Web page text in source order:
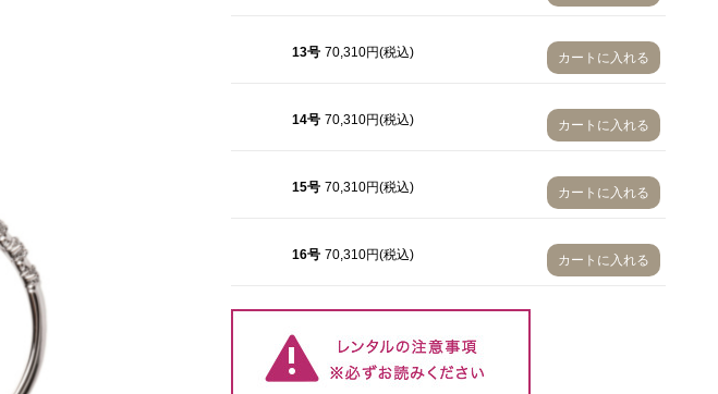
13号 70,310円(税込) カートに入れる
14号 70,310円(税込) カートに入れる
15号 70,310円(税込) カートに入れる
16号 70,310円(税込) カートに入れる